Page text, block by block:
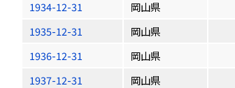
1934-12-31
岡山県
1935-12-31
岡山県
1936-12-31
岡山県
1937-12-31
岡山県